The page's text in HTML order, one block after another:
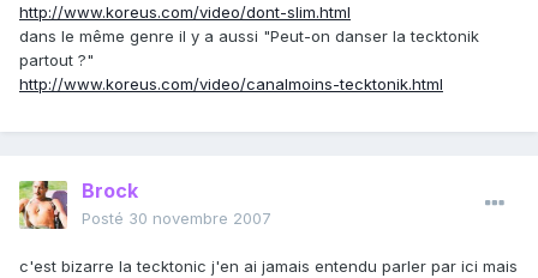
http://www.koreus.com/video/dont-slim.html
dans le même genre il y a aussi "Peut-on danser la tecktonik
partout ?"
http://www.koreus.com/video/canalmoins-tecktonik.html
Brock
Posté 30 novembre 2007
c'est bizarre la tecktonic j'en ai jamais entendu parler par ici mais